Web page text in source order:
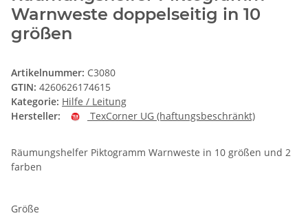
Warnweste doppelseitig in 10
größen
Artikelnummer: C3080
GTIN: 4260626174615
Kategorie: Hilfe / Leitung
Hersteller:
TexCorner UG (haftungsbeschränkt)
Räumungshelfer Piktogramm Warnweste in 10 größen und 2
farben
Größe